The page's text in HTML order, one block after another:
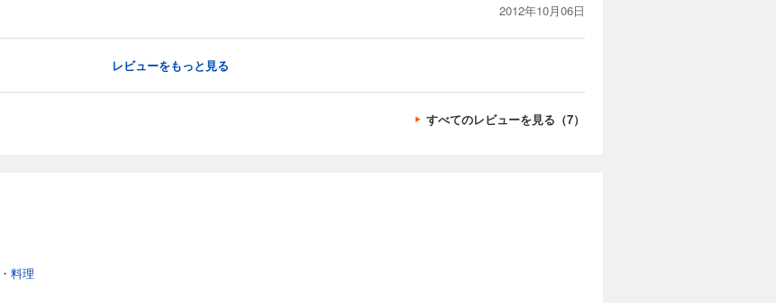
2012年10月06日
レビューをもっと見る
すべてのレビューを見る（7）
料理